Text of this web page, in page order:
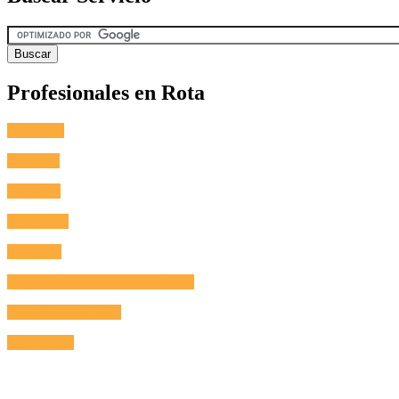
Profesionales en Rota